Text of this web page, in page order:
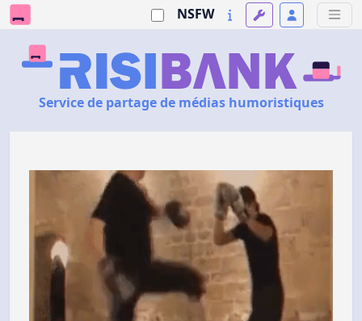
NSFW
Service de partage de médias humoristiques